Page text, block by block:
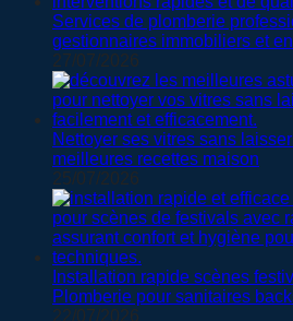
Services de plomberie
gestionnaires immobiliers et
27/07/2026
Nettoyer ses vitres sans
meilleures recettes maison
25/07/2026
Installation rapide scènes
Plomberie pour sanitaires
22/07/2026